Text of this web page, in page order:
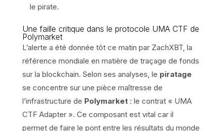
le pirate.
Une faille critique dans le protocole UMA CTF de
Polymarket
L’alerte a été donnée tôt ce matin par ZachXBT, la
référence mondiale en matière de traçage de fonds
sur la blockchain. Selon ses analyses, le piratage
se concentre sur une pièce maîtresse de
l’infrastructure de Polymarket: le contrat « UMA
CTF Adapter ». Ce composant est vital car il
permet de faire le pont entre les résultats du monde